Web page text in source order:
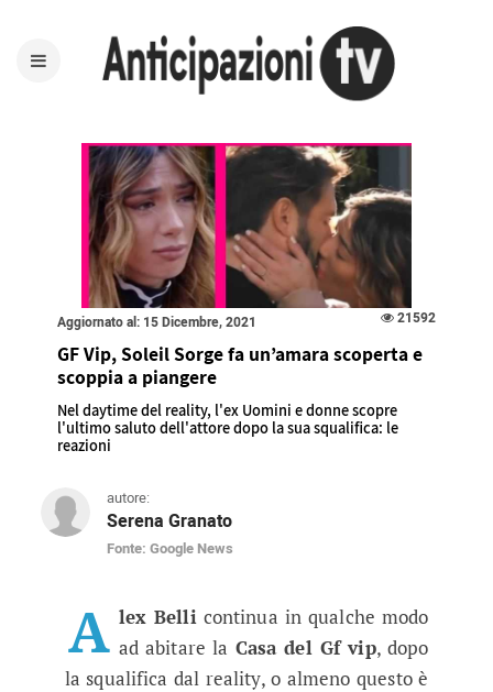
Aggiornato al: 15 Dicembre, 2021 21592
GF Vip, Soleil Sorge fa un’amara scoperta e
scoppia a piangere
Nel daytime del reality, l'ex Uomini e donne scopre
l'ultimo saluto dell'attore dopo la sua squalifica: le
reazioni
autore:
Serena Granato
Fonte: Google News
GF Vip, Soleil Sorge fa
A lex Bellicontinua in qualche modo
ad abitare la Casa del Gf vip, dopo
la squalifica dal reality, o almeno questo è